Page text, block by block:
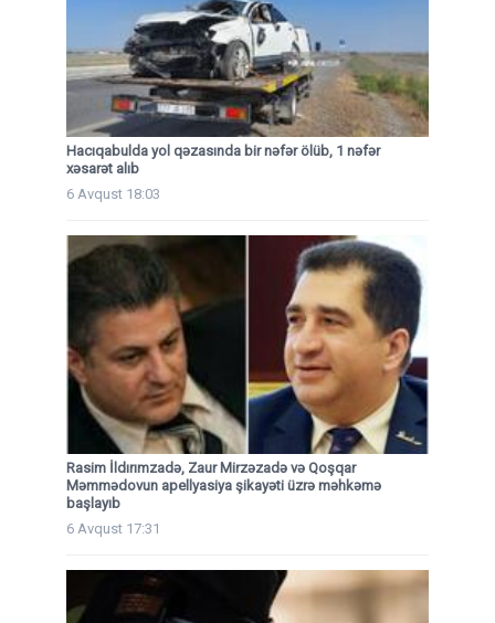
Hacıqabulda yol qəzasında bir nəfər ölüb, 1 nəfər
xəsarət alıb
6 Avqust 18:03
Rasim İldırımzadə, Zaur Mirzəzadə və Qoşqar
Məmmədovun apellyasiya şikayəti üzrə məhkəmə
başlayıb
6 Avqust 17:31